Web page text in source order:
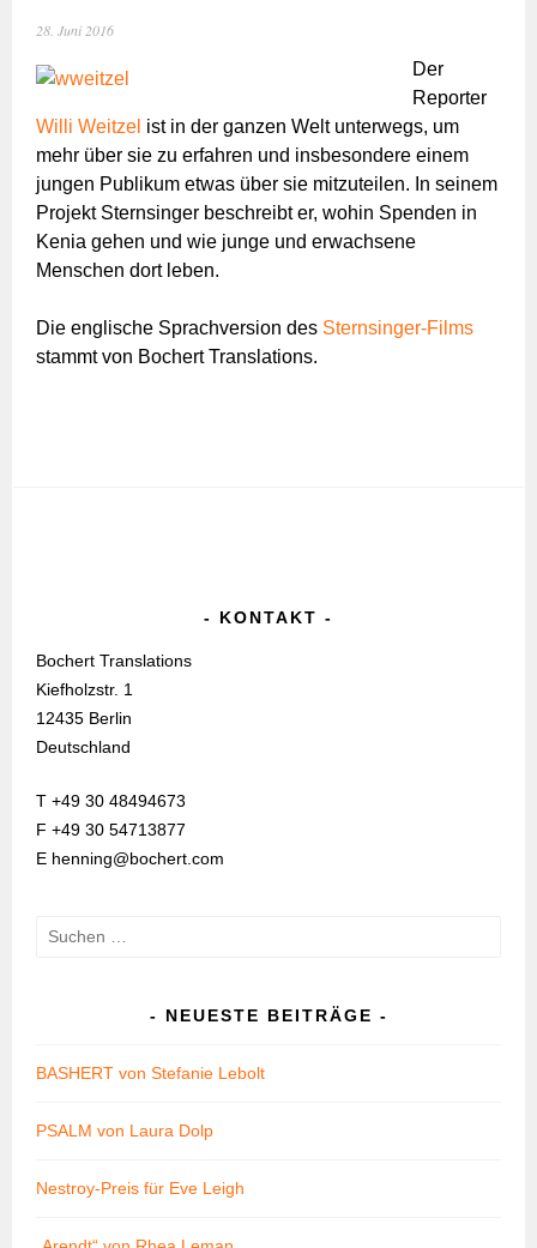
28. Juni 2016
Der
Reporter
Willi Weitzel ist in der ganzen Welt unterwegs, um
mehr über sie zu erfahren und insbesondere einem
jungen Publikum etwas über sie mitzuteilen. In seinem
Projekt Sternsinger beschreibt er, wohin Spenden in
Kenia gehen und wie junge und erwachsene
Menschen dort leben.
Die englische Sprachversion des Sternsinger-Films
stammt von Bochert Translations.
KONTAKT
Bochert Translations
Kiefholzstr. 1
12435 Berlin
Deutschland
T +49 30 48494673
F +49 30 54713877
E henning@bochert.com
Suchen
NEUESTE BEITRÄGE
BASHERT von Stefanie Lebolt
PSALM von Laura Dolp
Nestroy-Preis für Eve Leigh